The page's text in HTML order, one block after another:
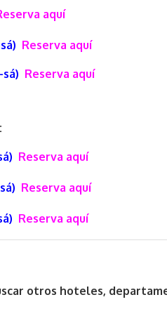
aquí
Reserva aquí
Reserva aquí
Reserva aquí
Reserva aquí
Reserva aquí
otros hoteles,